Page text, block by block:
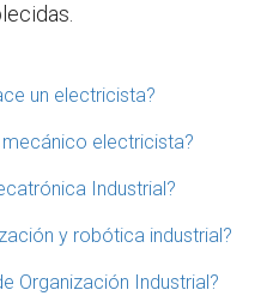
un electricista?
electricista?
Industrial?
y robótica industrial?
Organización Industrial?